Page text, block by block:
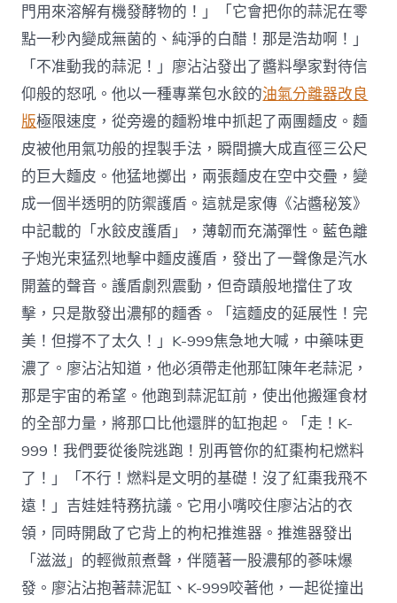
門用來溶解有機發酵物的！」「它會把你的蒜泥在零
點一秒內變成無菌的、純淨的白醋！那是浩劫啊！」
「不准動我的蒜泥！」廖沾沾發出了醬料學家對待信
仰般的怒吼。他以一種專業包水餃的油氣分離器改良
版極限速度，從旁邊的麵粉堆中抓起了兩團麵皮。麵
皮被他用氣功般的捏製手法，瞬間擴大成直徑三公尺
的巨大麵皮。他猛地擲出，兩張麵皮在空中交疊，變
成一個半透明的防禦護盾。這就是家傳《沾醬秘笈》
中記載的「水餃皮護盾」，薄韌而充滿彈性。藍色離
子炮光束猛烈地擊中麵皮護盾，發出了一聲像是汽水
開蓋的聲音。護盾劇烈震動，但奇蹟般地擋住了攻
擊，只是散發出濃郁的麵香。「這麵皮的延展性！完
美！但撐不了太久！」K-999焦急地大喊，中藥味更
濃了。廖沾沾知道，他必須帶走他那缸陳年老蒜泥，
那是宇宙的希望。他跑到蒜泥缸前，使出他搬運食材
的全部力量，將那口比他還胖的缸抱起。「走！K-
999！我們要從後院逃跑！別再管你的紅棗枸杞燃料
了！」「不行！燃料是文明的基礎！沒了紅棗我飛不
遠！」吉娃娃特務抗議。它用小嘴咬住廖沾沾的衣
領，同時開啟了它背上的枸杞推進器。推進器發出
「滋滋」的輕微煎煮聲，伴隨著一股濃郁的蔘味爆
發。廖沾沾抱著蒜泥缸、K-999咬著他，一起從撞出